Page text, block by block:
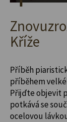
Kříže
Příběh
příběhem
Přijďte objevit
potkává se
ocelovou